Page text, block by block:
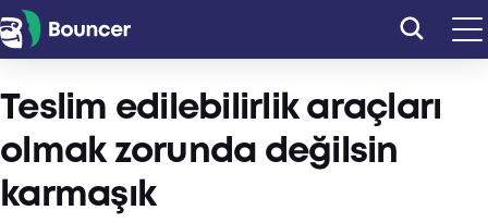
İçeriğe
geç
Teslim edilebilirlik araçları
olmak zorunda değilsin
karmaşık